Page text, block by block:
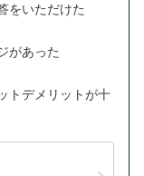
をいただけた
があった
トデメリットが十